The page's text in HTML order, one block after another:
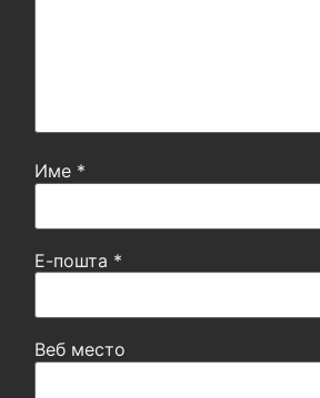
Име *
Е-пошта *
Веб место